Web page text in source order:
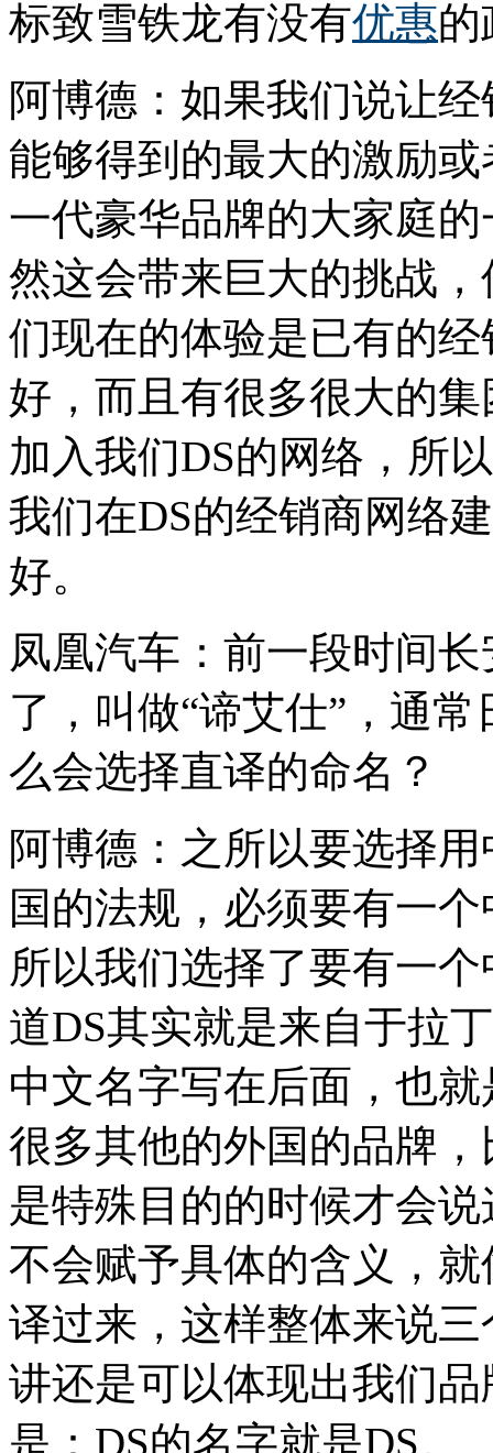
标致雪铁龙有没有优惠的
阿博德：如果我们说让
能够得到的最大的激励
一代豪华品牌的大家庭
然这会带来巨大的挑战
们现在的体验是已有的
好，而且有很多很大的
加入我们DS的网络，所
我们在DS的经销商网络
好。
凤凰汽车：前一段时间
了，叫做“谛艾仕”，通
么会选择直译的命名？
阿博德：之所以要选择
国的法规，必须要有一
所以我们选择了要有一
道DS其实就是来自于拉
中文名字写在后面，也
很多其他的外国的品牌
是特殊目的的时候才会
不会赋予具体的含义，
译过来，这样整体来说
讲还是可以体现出我们
是：DS的名字就是DS。